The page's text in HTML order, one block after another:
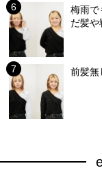
梅雨
だ髪
前髪